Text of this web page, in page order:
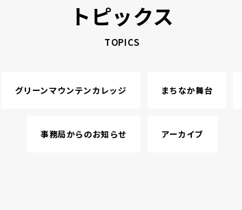
トピックス
TOPICS
グリーンマウンテンカレッジ まちなか舞台
事務局からのお知らせ アーカイブ